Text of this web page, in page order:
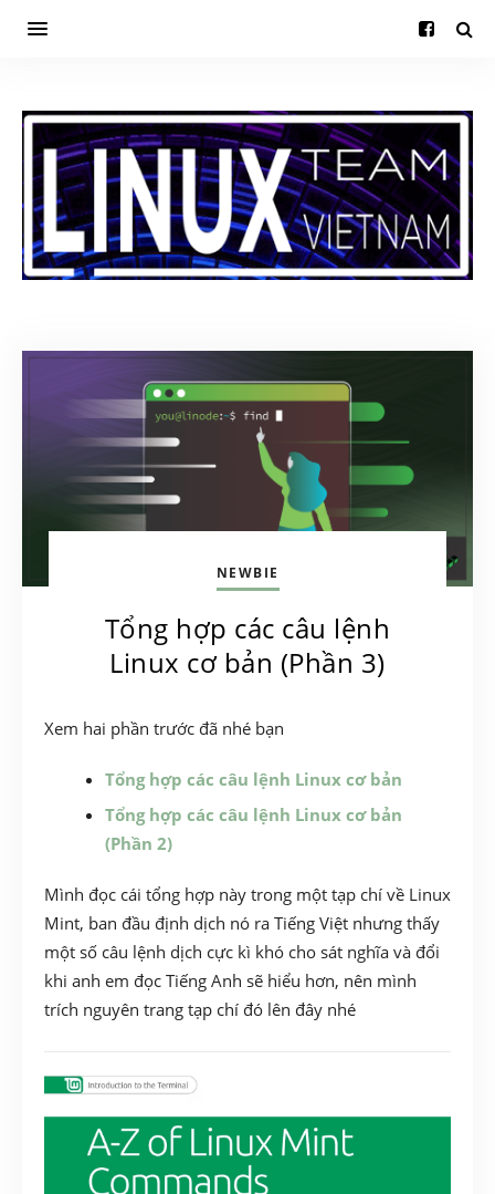
NEWBIE
Tổng hợp các câu lệnh
Linux cơ bản (Phần 3)
Xem hai phần trước đã nhé bạn
Tổng hợp các câu lệnh Linux cơ bản
Tổng hợp các câu lệnh Linux cơ bản
(Phần 2)
Mình đọc cái tổng hợp này trong một tạp chí về Linux
Mint, ban đầu định dịch nó ra Tiếng Việt nhưng thấy
một số câu lệnh dịch cực kì khó cho sát nghĩa và đổi
khi anh em đọc Tiếng Anh sẽ hiểu hơn, nên mình
trích nguyên trang tạp chí đó lên đây nhé